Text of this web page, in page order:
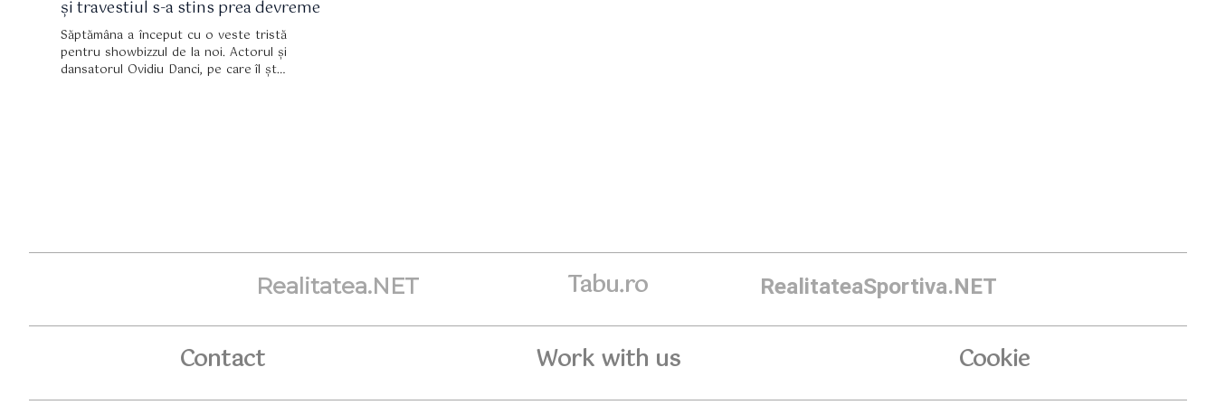
și travestiul s-a stins prea devreme
Săptămâna a început cu o veste tristă
pentru showbizzul de la noi. Actorul și
dansatorul Ovidiu Danci, pe care îl știți
Realitatea.NET Tabu.ro RealitateaSportiva.NET
Contact Work with us Cookie